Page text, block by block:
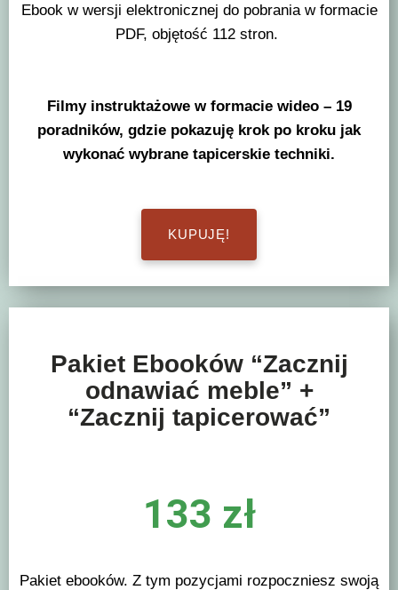
Ebook w wersji elektronicznej do pobrania w formacie
PDF, objętość 112 stron.
Filmy instruktażowe w formacie wideo – 19
poradników, gdzie pokazuję krok po kroku jak
wykonać wybrane tapicerskie techniki.
KUPUJĘ!
Pakiet Ebooków “Zacznij
odnawiać meble” +
“Zacznij tapicerować”
133 zł
Pakiet ebooków. Z tym pozycjami rozpoczniesz swoją